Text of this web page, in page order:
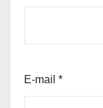
E-mail *